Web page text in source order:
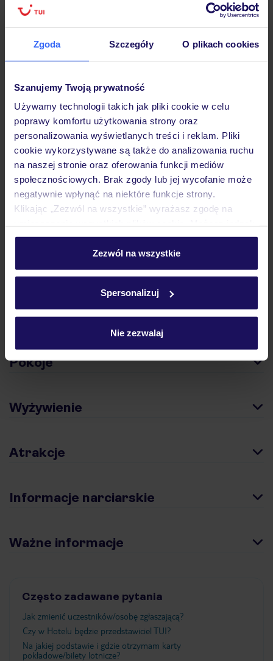
Zgoda Szczegóły O plikach cookies
Szanujemy Twoją prywatność
Używamy technologii takich jak pliki cookie w celu
poprawy komfortu użytkowania strony oraz
personalizowania wyświetlanych treści i reklam. Pliki
cookie wykorzystywane są także do analizowania ruchu
na naszej stronie oraz oferowania funkcji mediów
społecznościowych. Brak zgody lub jej wycofanie może
negatywnie wpłynąć na niektóre funkcje strony.
Klikając „Zezwól na wszystkie” wyrażasz zgodę na
personalizować swój wybór wchodząc w zakładkę
Szczegółowe informacje o plikach cookie znajdziesz
Zezwól na wszystkie
Spersonalizuj
Nie zezwalaj
alkoholu
Dane Mondial Assistance
wariantów ochrony »
Dlaczego warto wybrać TUI?
podróży w Polsce
Hotel
Pokoje
Wyżywienie
Atrakcje
Informacje narciarskie
Ważne informacje
Często zadawane pytania
Jak zmienić uczestników/osobę zgłaszającą?
Czy w Hotelu będzie przedstawiciel TUI?
Na jakiej podstawie i gdzie otrzymam karty
pokładowe/bilety lotnicze?